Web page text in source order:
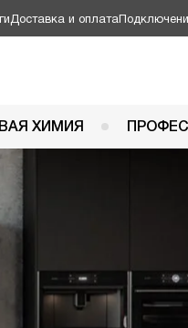
Доставка и оплата
ХИМИЯ